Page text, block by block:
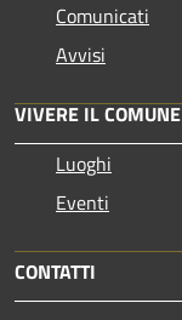
Comunicati
Avvisi
VIVERE IL COMUNE
Luoghi
Eventi
CONTATTI